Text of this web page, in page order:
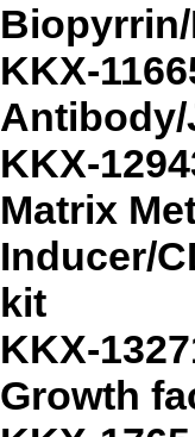
KKX-
KKX-
Matrix
Inducer/
kit
KKX-
Growth